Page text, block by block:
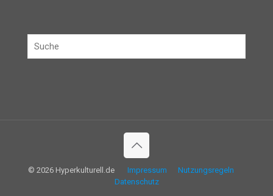
© 2026 Hyperkulturell.de Impressum
Nutzungsregeln
Datenschutz